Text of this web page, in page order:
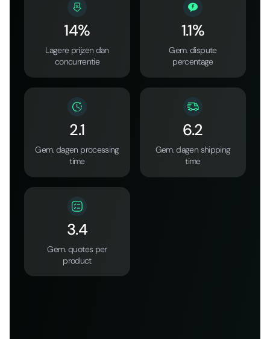
14%
Lagere prijzen dan
concurrentie
1.1%
Gem. dispute
percentage
2.1
Gem. dagen processing
time
6.2
Gem. dagen shipping
time
3.4
Gem. quotes per
product